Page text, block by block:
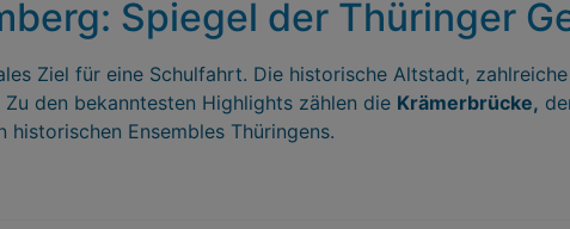
Spiegel der Thüringer
Ziel für eine Schulfahrt. Die historische Altstadt,
den bekanntesten Highlights zählen die Krämerbrücke,
historischen Ensembles Thüringens.